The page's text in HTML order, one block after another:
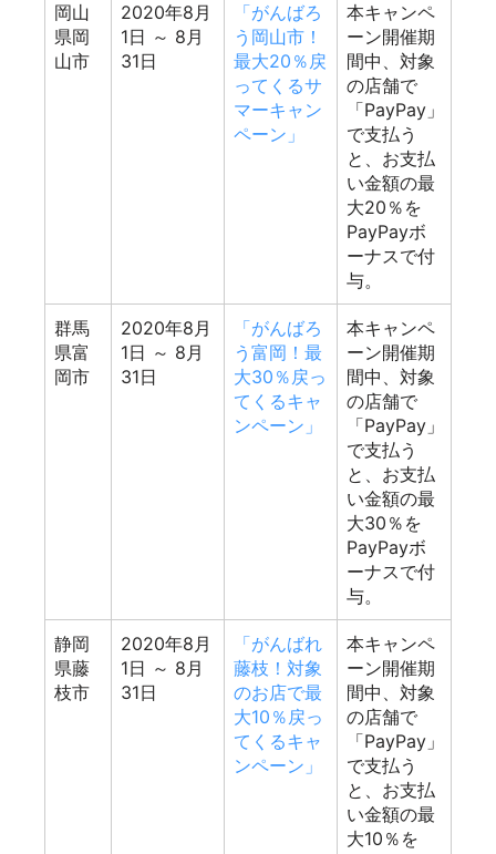
岡山
県岡
山市
2020年8月
1日 ～ 8月
31日
「がんばろ
う岡山市！
最大20％戻
ってくるサ
マーキャン
ペーン」
本キャンペ
ーン開催期
間中、対象
の店舗で
「PayPay」
で支払う
と、お支払
い金額の最
大20％を
PayPayボ
ーナスで付
与。
群馬
県富
岡市
2020年8月
1日 ～ 8月
31日
「がんばろ
う富岡！最
大30％戻っ
てくるキャ
ンペーン」
本キャンペ
ーン開催期
間中、対象
の店舗で
「PayPay」
で支払う
と、お支払
い金額の最
大30％を
PayPayボ
ーナスで付
与。
静岡
県藤
枝市
2020年8月
1日 ～ 8月
31日
「がんばれ
藤枝！対象
のお店で最
大10％戻っ
てくるキャ
ンペーン」
本キャンペ
ーン開催期
間中、対象
の店舗で
「PayPay」
で支払う
と、お支払
い金額の最
大10％を